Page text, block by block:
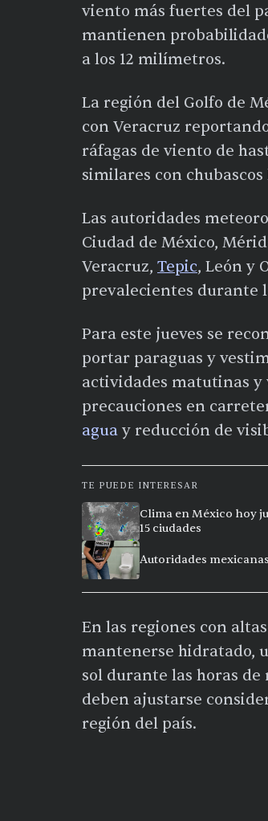
viento más fuertes del
mantienen
a los 12 milímetros.
La región del Golfo de
con Veracruz
ráfagas de viento de
similares con
Las autoridades
Ciudad de México,
Veracruz, Tepic, León y
prevalecientes durante
Para este jueves se
portar paraguas y
actividades matutinas y
precauciones en
agua y reducción de
TE PUEDE INTERESAR
Clima en México hoy
15 ciudades
Autoridades
En las regiones con
mantenerse hidratado,
sol durante las horas
deben ajustarse
región del país.